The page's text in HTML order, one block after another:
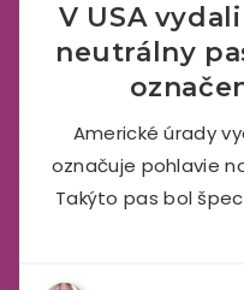
V USA
neutrálny
Americké úrady
označuje pohlavie
Takýto pas bol